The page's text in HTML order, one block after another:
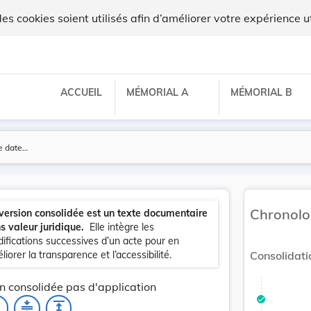
cookies soient utilisés afin d’améliorer votre expérience
ACCUEIL MÉMORIAL A MÉMORIAL B
consolidée est un texte documentaire
valeur juridique. Elle intègre les
successives d’un acte pour en
la transparence et l’accessibilité.
consolidée pas d'application